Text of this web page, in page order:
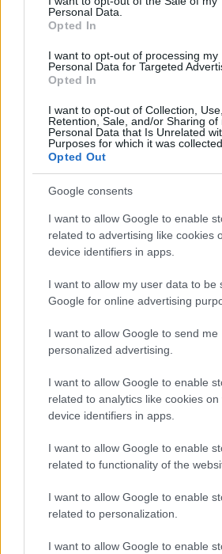
Personal Data.
Opted In
I want to opt-out of processing my
Personal Data for Targeted
Opted In
I want to opt-out of Collection, Use,
Retention, Sale, and/or Sharing of
Personal Data that Is Unrelated
Purposes for which it was collected.
Opted Out
Google consents
I want to allow Google to enable
related to advertising like cookies
device identifiers in apps.
I want to allow my user data to be
Google for online advertising
I want to allow Google to send me
personalized advertising.
I want to allow Google to enable
related to analytics like cookies on
device identifiers in apps.
I want to allow Google to enable
related to functionality of the
I want to allow Google to enable
related to personalization.
I want to allow Google to enable
struttura un calendario di
AUTORE
Francesca
Francesca Lombardi,
tecnici dal primo box di un
redazione sostiene un
alle prove su pista, cura il
cronaca' e conserva i
debutto tecnico in